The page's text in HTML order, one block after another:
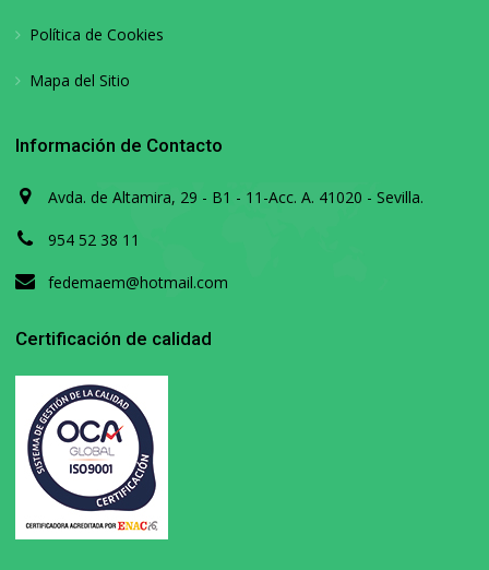
Política de Cookies
Mapa del Sitio
Información de Contacto
Avda. de Altamira, 29 - B1 - 11-Acc. A. 41020 - Sevilla.
954 52 38 11
fedemaem@hotmail.com
Certificación de calidad